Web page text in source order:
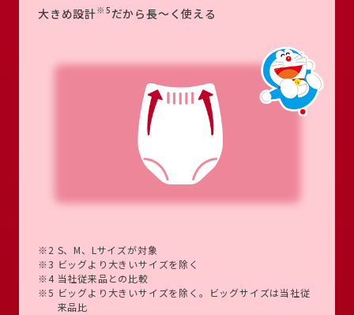
大きめ設計※5 だから長～く使える
※2 S、M、Lサイズが対象
※3 ビッグより大きいサイズを除く
※4 当社従来品との比較
※5 ビッグより大きいサイズを除く。ビッグサイズは当社従
来品比